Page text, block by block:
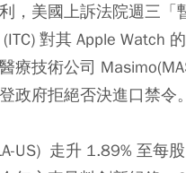
，美國上訴法院週三「
對其 Apple Watch
療技術公司
政府拒絕否決進口禁令。
US) 走升 1.89% 至每